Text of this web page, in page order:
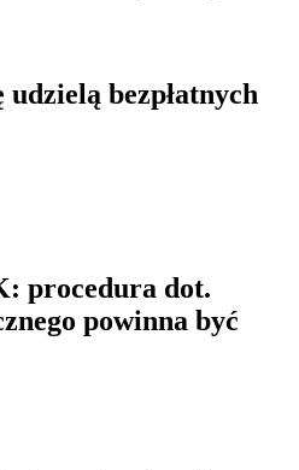
bezpłatnych
procedura dot.
powinna być